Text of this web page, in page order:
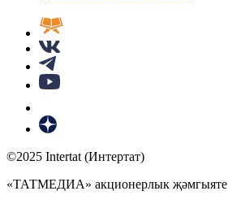
©2025 Intertat (Интертат)
«ТАТМЕДИА» акционерлык җәмгыяте